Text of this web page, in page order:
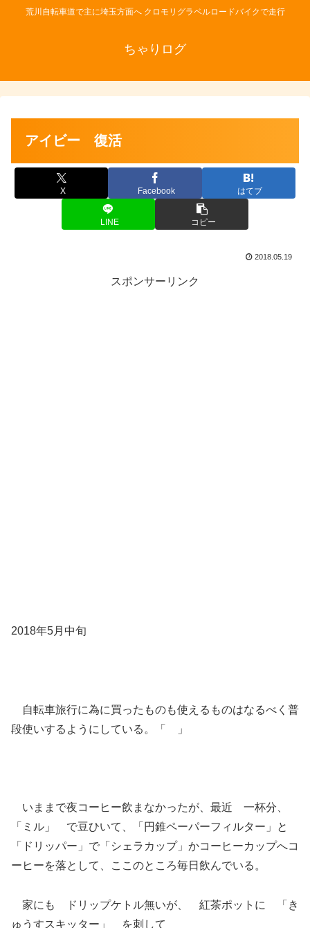
荒川自転車道で主に埼玉方面へ クロモリグラベルロードバイクで走行
ちゃりログ
アイビー 復活
X Facebook はてブ
LINE コピー
2018.05.19
スポンサーリンク
2018年5月中旬
自転車旅行に為に買ったものも使えるものはなるべく普
段使いするようにしている。「 」
いままで夜コーヒー飲まなかったが、最近 一杯分、
「ミル」 で豆ひいて、「円錐ペーパーフィルター」と
「ドリッパー」で「シェラカップ」かコーヒーカップへコ
ーヒーを落として、ここのところ毎日飲んでいる。
家にも ドリップケトル無いが、 紅茶ポットに 「き
ゅうすスキッター」 を刺して